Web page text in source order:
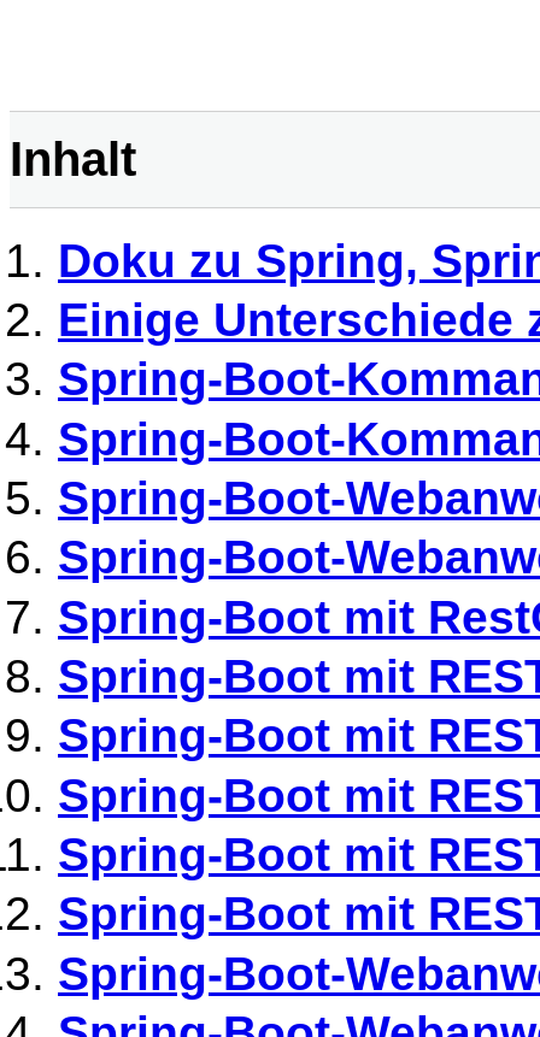
Inhalt
Doku zu Spring,
Einige Unterschiede
Spring-Boot-
Spring-Boot-
Spring-Boot-
Spring-Boot-
Spring-Boot mit
Spring-Boot mit
Spring-Boot mit
Spring-Boot mit
Spring-Boot mit
Spring-Boot mit
Spring-Boot-